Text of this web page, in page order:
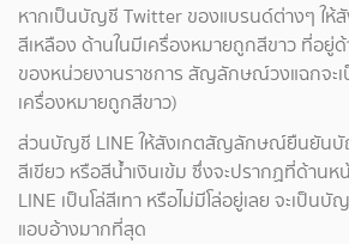
หากเป็นบัญชี Twitter ของแบรนด์ต่างๆ ใ
สีเหลือง ด้านในมีเครื่องหมายถูกสีขาว ที่อ
ของหน่วยงานราชการ สัญลักษณ์วงแฉกจะเ
เครื่องหมายถูกสีขาว)
ส่วนบัญชี LINE ให้สังเกตสัญลักษณ์ยืนยันบั
สีเขียว หรือสีน้ำเงินเข้ม ซึ่งจะปรากฏที่ด้า
LINE เป็นโล่สีเทา หรือไม่มีโล่อยู่เลย จะเป็น
แอบอ้างมากที่สุด